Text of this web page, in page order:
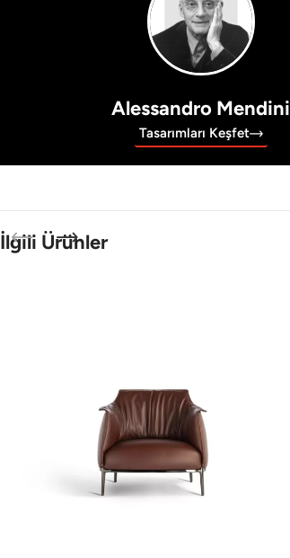
Alessandro Mendini
Tasarımları Keşfet
İlgili Ürünler